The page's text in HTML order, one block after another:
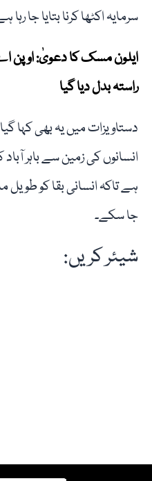
سرمایہ اکٹھا کرنا بتایا جا رہا
ایلون مسک کا دعویٰ: اوپن اے
راستہ بدل دیا گیا
دستاویزات میں یہ بھی کہا
انسانوں کی زمین سے باہر
ہے تاکہ انسانی بقا کو
جا سکے۔
شیئر کریں: